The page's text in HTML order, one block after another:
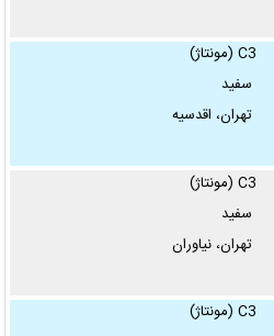
C3 (مونتاژ)
سفید
تهران، اقدسیه
C3 (مونتاژ)
سفید
تهران، نیاوران
C3 (مونتاژ)